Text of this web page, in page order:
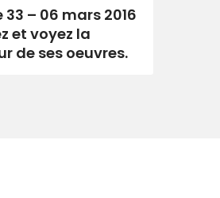
33 – 06 mars 2016
et voyez la
de ses oeuvres.